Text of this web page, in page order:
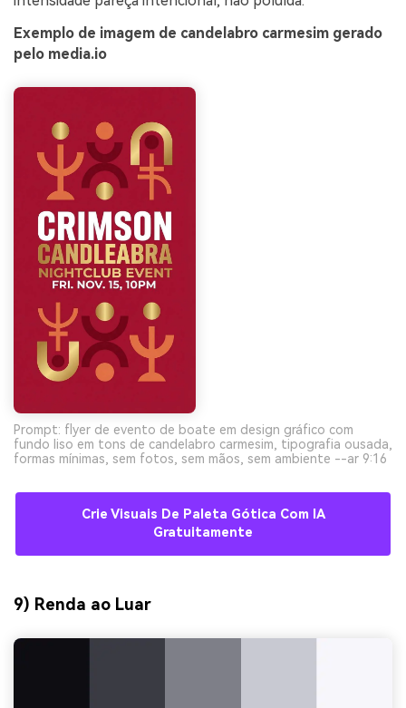
Exemplo de imagem de candelabro carmesim gerado
pelo media.io
Prompt: flyer de evento de boate em design gráfico com
fundo liso em tons de candelabro carmesim, tipografia ousada,
formas mínimas, sem fotos, sem mãos, sem ambiente --ar 9:16
Crie Visuais De Paleta Gótica Com IA
Gratuitamente
9) Renda ao Luar